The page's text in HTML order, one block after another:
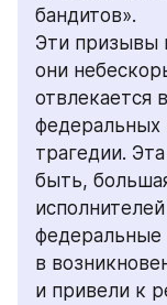
бандитов».
Эти призывы
они
отвлекается
федеральных
трагедии.
быть,
федеральные
в
и привели к